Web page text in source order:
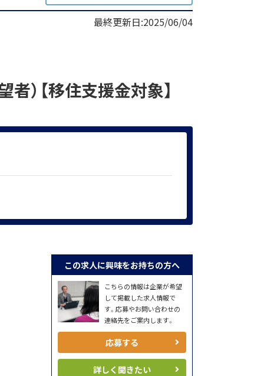
最終更新日:2025/06/04
）【移住支援金対象】
この求人に興味をお持ちの方へ
こちらの情報は企業が希望
して掲載した求人情報で
す。応募やお問い合わせの
連絡先をご案内します。
応募する
詳しく聞きたい